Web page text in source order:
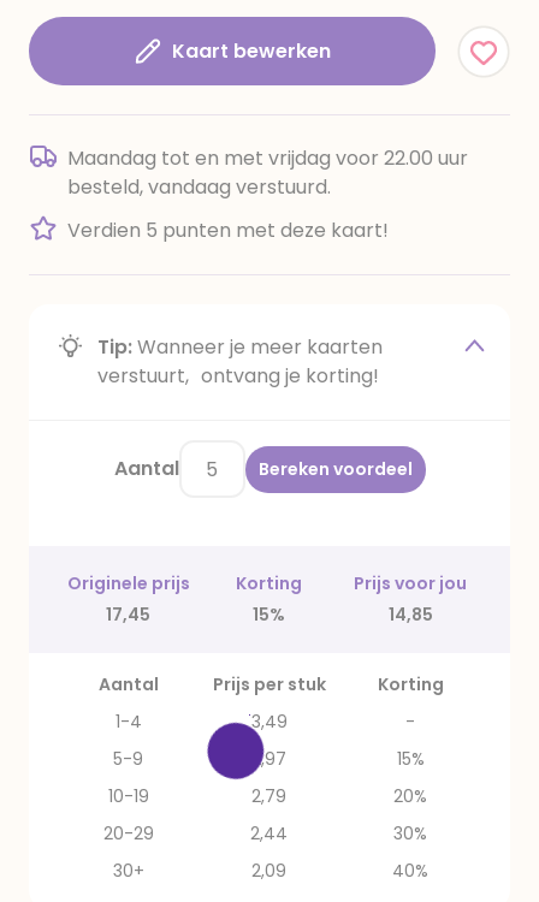
Kaart bewerken
Maandag tot en met vrijdag voor 22.00 uur
besteld, vandaag verstuurd.
Verdien 5 punten met deze kaart!
Tip:Wanneer je meer kaarten
verstuurt, ontvang je korting!
Aantal Bereken voordeel
Originele prijs Korting
Prijs voor jou
17,45
15% 14,85
Aantal Prijs per stuk
Korting
1-4
3,49
-
5-9
2,97
15%
10-19
2,79
20%
20-29
2,44
30%
30+
2,09 40%